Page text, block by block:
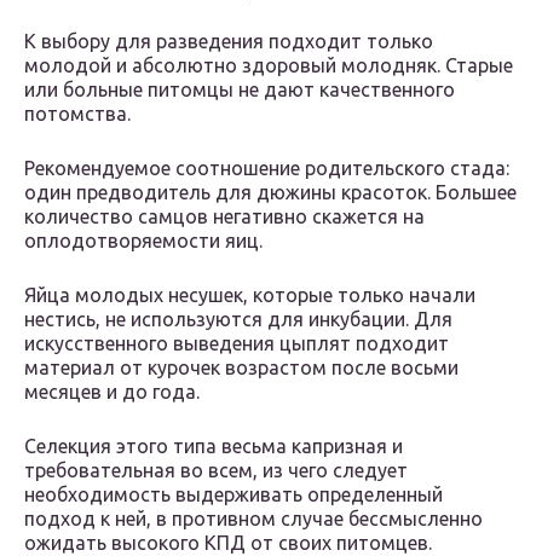
К выбору для разведения подходит только
молодой и абсолютно здоровый молодняк. Старые
или больные питомцы не дают качественного
потомства.
Рекомендуемое соотношение родительского стада:
один предводитель для дюжины красоток. Большее
количество самцов негативно скажется на
оплодотворяемости яиц.
Яйца молодых несушек, которые только начали
нестись, не используются для инкубации. Для
искусственного выведения цыплят подходит
материал от курочек возрастом после восьми
месяцев и до года.
Селекция этого типа весьма капризная и
требовательная во всем, из чего следует
необходимость выдерживать определенный
подход к ней, в противном случае бессмысленно
ожидать высокого КПД от своих питомцев.